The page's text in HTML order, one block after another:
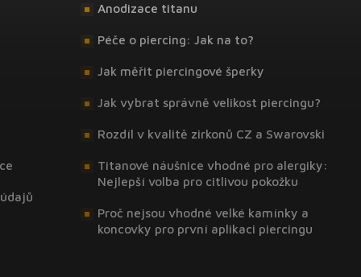
Anodizace titanu
Péče o piercing: Jak na to?
Jak měřit piercingové šperky
Jak vybrat správně velikost piercingu?
Rozdíl v kvalitě zirkonů CZ a Swarovski
Titanové náušnice vhodné pro alergiky:
Nejlepší volba pro citlivou pokožku
Proč nejsou vhodné velké kamínky a
koncovky pro první aplikaci piercingu